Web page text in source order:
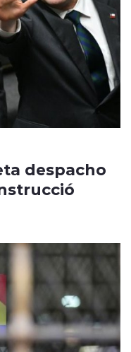
despacho